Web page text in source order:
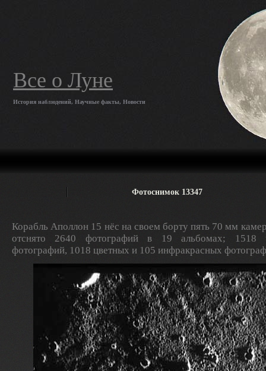
Все о Луне
История наблюдений, Научные факты, Новости
Фотоснимок 13347
Корабль Аполлон 15 нёс на своем борту пять 70 мм
отснято 2640 фотографий в 19 альбомах; 1518
фотографий, 1018 цветных и 105 инфракрасных